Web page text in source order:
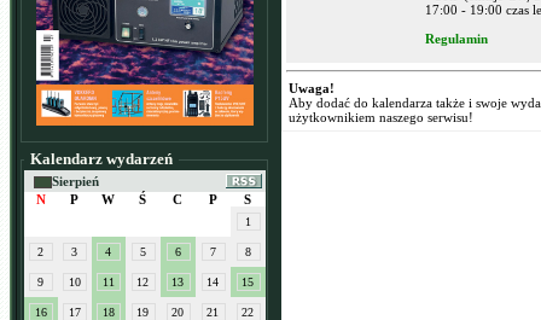
Kalendarz wydarzeń
Sierpień
N
P W Ś C P S
1
2 3 4 5 6 7 8
9 10 11 12 13 14 15
16 17 18 19 20 21 22
17:00 - 19:00 czas
Regulamin
Uwaga!
Aby dodać do kalendarza także i swoje
użytkownikiem naszego serwisu!